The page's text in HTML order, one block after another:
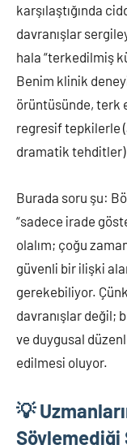
karşılaştığında
davranışlar
hala “terkedilmiş
Benim klinik
örüntüsünde, terk
regresif tepkilerle
dramatik tehditler)
Burada soru şu:
“sadece irade
olalım; çoğu
güvenli bir ilişki
gerekebiliyor.
davranışlar değil;
ve duygusal
edilmesi oluyor.
💡
Söylemediği